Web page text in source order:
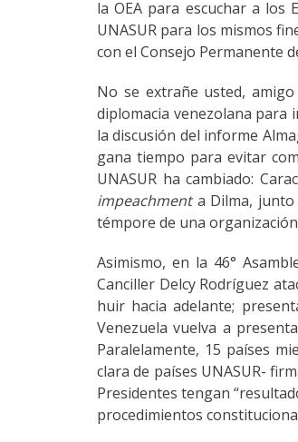
la OEA para escuchar a los
UNASUR para los mismos
con el Consejo Permanente
No se extrañe usted,
diplomacia venezolana para
la discusión del informe
gana tiempo para evitar
UNASUR ha cambiado:
impeachmenta Dilma, junto
témpore de una
Asimismo, en la 46°
Canciller Delcy Rodríguez
huir hacia adelante;
Venezuela vuelva a
Paralelamente, 15 países
clara de países UNASUR-
Presidentes tengan
procedimientos